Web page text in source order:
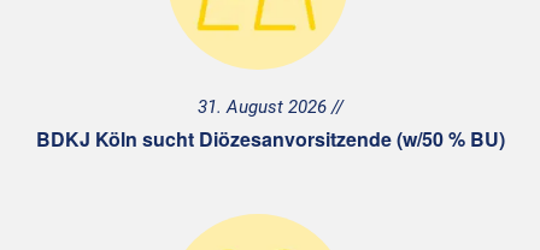
31. August 2026
BDKJ Köln sucht Diözesanvorsitzende (w/50 % BU)